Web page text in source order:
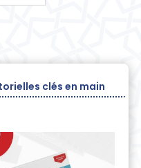
clés en main